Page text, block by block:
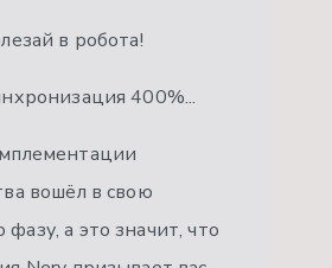
в робота!
400%...
вошёл в свою
а это значит, что